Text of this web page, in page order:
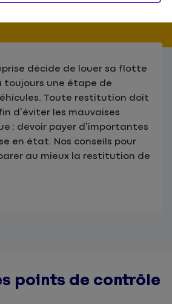
décide de louer sa flotte
toujours une étape de
Toute restitution doit
d’éviter les mauvaises
: devoir payer d’importantes
en état. Nos conseils pour
au mieux la restitution de
points de contrôle